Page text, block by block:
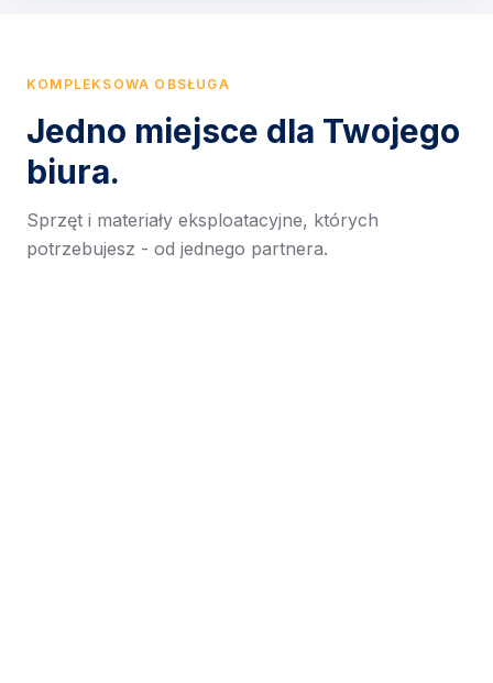
KOMPLEKSOWA OBSŁUGA
Jedno miejsce dla Twojego
biura.
Sprzęt i materiały eksploatacyjne, których
potrzebujesz - od jednego partnera.